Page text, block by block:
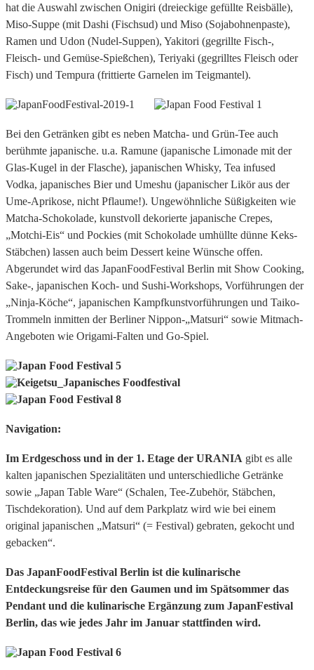
hat die Auswahl zwischen Onigiri (dreieckige gefüllte Reisbälle),
Miso-Suppe (mit Dashi (Fischsud) und Miso (Sojabohnenpaste),
Ramen und Udon (Nudel-Suppen), Yakitori (gegrillte Fisch-,
Fleisch- und Gemüse-Spießchen), Teriyaki (gegrilltes Fleisch oder
Fisch) und Tempura (frittierte Garnelen im Teigmantel).
Bei den Getränken gibt es neben Matcha- und Grün-Tee auch
berühmte japanische. u.a. Ramune (japanische Limonade mit der
Glas-Kugel in der Flasche), japanischen Whisky, Tea infused
Vodka, japanisches Bier und Umeshu (japanischer Likör aus der
Ume-Aprikose, nicht Pflaume!). Ungewöhnliche Süßigkeiten wie
Matcha-Schokolade, kunstvoll dekorierte japanische Crepes,
„Motchi-Eis“ und Pockies (mit Schokolade umhüllte dünne Keks-
Stäbchen) lassen auch beim Dessert keine Wünsche offen.
Abgerundet wird das JapanFoodFestival Berlin mit Show Cooking,
Sake-, japanischen Koch- und Sushi-Workshops, Vorführungen der
„Ninja-Köche“, japanischen Kampfkunstvorführungen und Taiko-
Trommeln inmitten der Berliner Nippon-„Matsuri“ sowie Mitmach-
Angeboten wie Origami-Falten und Go-Spiel.
Navigation:
Im Erdgeschoss und in der 1. Etage der URANIA gibt es alle
kalten japanischen Spezialitäten und unterschiedliche Getränke
sowie „Japan Table Ware“ (Schalen, Tee-Zubehör, Stäbchen,
Tischdekoration). Und auf dem Parkplatz wird wie bei einem
original japanischen „Matsuri“ (= Festival) gebraten, gekocht und
gebacken“.
Das JapanFoodFestival Berlin ist die kulinarische
Entdeckungsreise für den Gaumen und im Spätsommer das
Pendant und die kulinarische Ergänzung zum JapanFestival
Berlin, das wie jedes Jahr im Januar stattfinden wird.